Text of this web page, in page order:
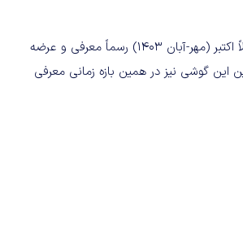
گلکسی S24 FE احتمالاً اکتبر (مهر-آبان ۱۴۰۳) رسماً معرفی و عرضه
گوشی نیز در همین بازه زمانی معرفی